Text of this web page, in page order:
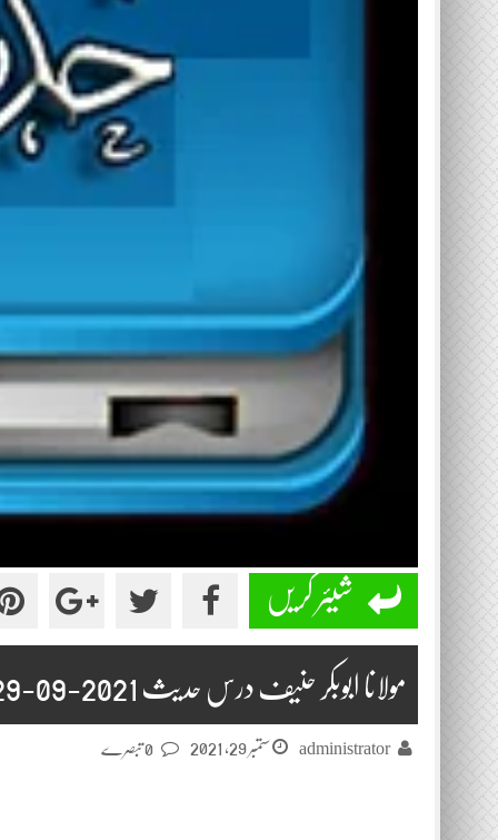
شیئر کریں
مولانا ابوبکر حنیف درس حدیث 2021-09-29
administrator ستمبر 29, 2021